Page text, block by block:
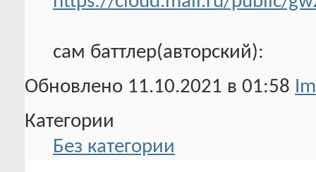
сам баттлер(авторский):
Обновлено 11.10.2021 в 01:58
Категории
Без категории